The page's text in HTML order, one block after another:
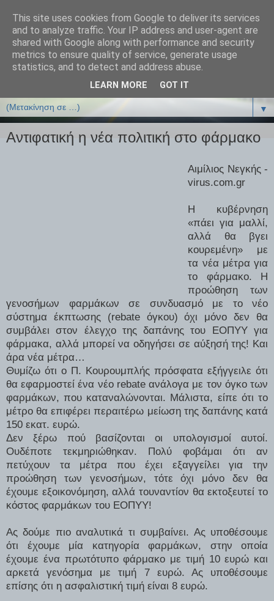
ΒΙΟΛΟΓΙΑonline.gr
Online Μαθήματα Βιολογίας
▼
Αντιφατική η νέα πολιτική στο φάρμακο
Αιμίλιος Νεγκής -
virus.com.gr
Η κυβέρνηση
«πάει για μαλλί,
αλλά θα βγει
κουρεμένη» με
τα νέα μέτρα για
το φάρμακο. Η
προώθηση των
γενοσήμων φαρμάκων σε συνδυασμό με το νέο
σύστημα έκπτωσης (rebate όγκου) όχι μόνο δεν θα
συμβάλει στον έλεγχο της δαπάνης του ΕΟΠΥΥ για
φάρμακα, αλλά μπορεί να οδηγήσει σε αύξησή της! Και
άρα νέα μέτρα…
Θυμίζω ότι ο Π. Κουρουμπλής πρόσφατα εξήγγειλε ότι
θα εφαρμοστεί ένα νέο rebate ανάλογα με τον όγκο των
φαρμάκων, που καταναλώνονται. Μάλιστα, είπε ότι το
μέτρο θα επιφέρει περαιτέρω μείωση της δαπάνης κατά
150 εκατ. ευρώ.
Δεν ξέρω πού βασίζονται οι υπολογισμοί αυτοί.
Ουδέποτε τεκμηριώθηκαν. Πολύ φοβάμαι ότι αν
πετύχουν τα μέτρα που έχει εξαγγείλει για την
προώθηση των γενοσήμων, τότε όχι μόνο δεν θα
έχουμε εξοικονόμηση, αλλά τουναντίον θαεκτοξευτεί το
κόστος φαρμάκων του ΕΟΠΥΥ!
Ας δούμε πιο αναλυτικά τι συμβαίνει. Ας υποθέσουμε
ότι έχουμε μία κατηγορία φαρμάκων, στην οποία
έχουμε ένα πρωτότυπο φάρμακο με τιμή 10 ευρώ και
αρκετά γενόσημα με τιμή 7 ευρώ. Ας υποθέσουμε
επίσης ότι η ασφαλιστική τιμή είναι 8 ευρώ.
This site uses cookies from Google to deliver its services
and to analyze traffic. Your IP address and user-agent are
shared with Google along with performance and security
metrics to ensure quality of service, generate usage
statistics, and to detect and address abuse.
LEARN MORE GOT IT